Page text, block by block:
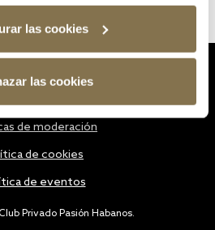
las cookies
las cookies
Privado Pasión Habanos.
de moderación
de cookies
de eventos